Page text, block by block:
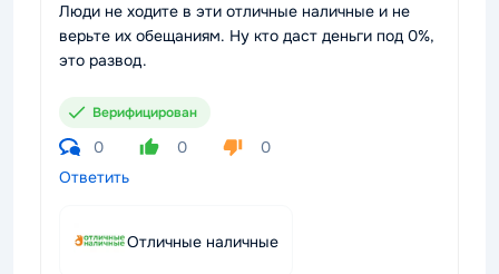
Люди не ходите в эти отличные наличные и не
верьте их обещаниям. Ну кто даст деньги под 0%,
это развод.
Верифицирован
0 0
0
Ответить
Отличные наличные